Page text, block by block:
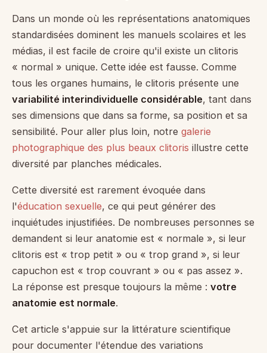
Dans un monde où les représentations anatomiques
standardisées dominent les manuels scolaires et les
médias, il est facile de croire qu'il existe un clitoris
« normal » unique. Cette idée est fausse. Comme
tous les organes humains, le clitoris présente une
variabilité interindividuelle considérable, tant dans
ses dimensions que dans sa forme, sa position et sa
sensibilité. Pour aller plus loin, notre galerie
photographique des plus beaux clitoris illustre cette
diversité par planches médicales.
Cette diversité est rarement évoquée dans
l'éducation sexuelle, ce qui peut générer des
inquiétudes injustifiées. De nombreuses personnes se
demandent si leur anatomie est « normale », si leur
clitoris est « trop petit » ou « trop grand », si leur
capuchon est « trop couvrant » ou « pas assez ».
La réponse est presque toujours la même : votre
anatomie est normale.
Cet article s'appuie sur la littérature scientifique
pour documenter l'étendue des variations